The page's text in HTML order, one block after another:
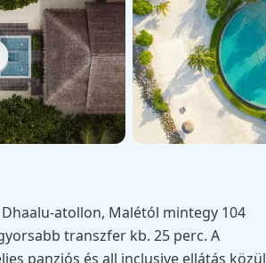
atollon, Malétól mintegy 104
transzfer kb. 25 perc. A
panziós és all inclusive ellátás közül